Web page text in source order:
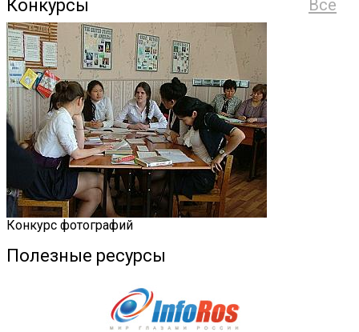
Все
Конкурсы
Конкурс фотографий
Полезные ресурсы